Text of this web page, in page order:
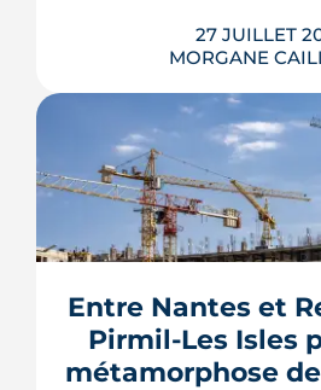
27 JUILLET
MORGANE
Le Gouvernement
familles de travaux du
geste » de
septembre 2026, sous
publication des textes
fenêtres, VMC, chauffe-
thermodynamique,
et solaire thermi...
Entre Nantes et
Pirmil-Les Isles
métamorphose